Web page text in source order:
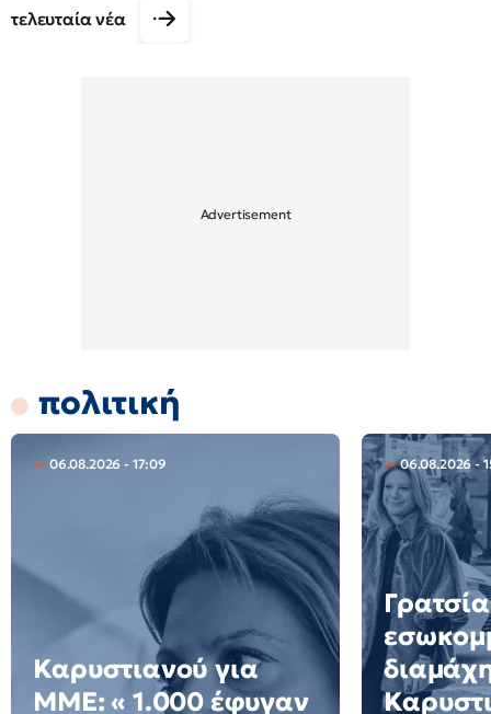
τελευταία νέα
πολιτική
06.08.2026 - 17:09
Καρυστιανού για
ΜΜΕ: « 1.000 έφυγαν
06.08.2026 -